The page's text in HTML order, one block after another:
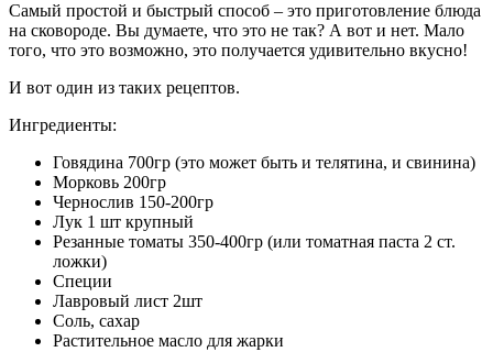
Самый простой и быстрый способ – это приготовление блюда
на сковороде. Вы думаете, что это не так? А вот и нет. Мало
того, что это возможно, это получается удивительно вкусно!
И вот один из таких рецептов.
Ингредиенты:
Говядина 700гр (это может быть и телятина, и свинина)
Морковь 200гр
Чернослив 150-200гр
Лук 1 шт крупный
Резанные томаты 350-400гр (или томатная паста 2 ст.
ложки)
Специи
Лавровый лист 2шт
Соль, сахар
Растительное масло для жарки